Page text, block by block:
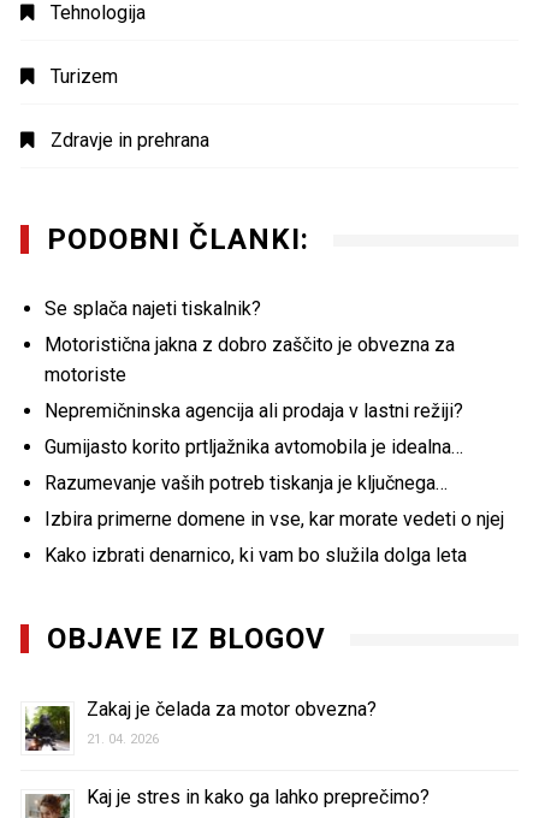
Tehnologija
Turizem
Zdravje in prehrana
PODOBNI ČLANKI:
Se splača najeti tiskalnik?
Motoristična jakna z dobro zaščito je obvezna za
motoriste
Nepremičninska agencija ali prodaja v lastni režiji?
Gumijasto korito prtljažnika avtomobila je idealna…
Razumevanje vaših potreb tiskanja je ključnega…
Izbira primerne domene in vse, kar morate vedeti o njej
Kako izbrati denarnico, ki vam bo služila dolga leta
OBJAVE IZ BLOGOV
Zakaj je čelada za motor obvezna?
21. 04. 2026
Kaj je stres in kako ga lahko preprečimo?